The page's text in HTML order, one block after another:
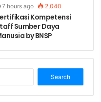
7 hours ago 2,040
Kompetensi
Sumber Daya
by BNSP
Search
for: